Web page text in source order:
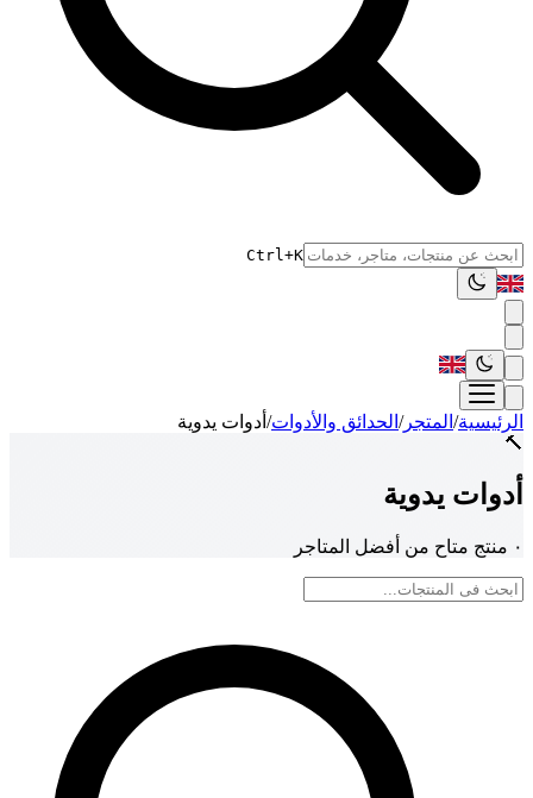
Ctrl+K
الرئيسية/ المتجر/ الحدائق والأدوات/ أدوات يدوية
🔨
أدوات يدوية
٠ منتج متاح من أفضل المتاجر